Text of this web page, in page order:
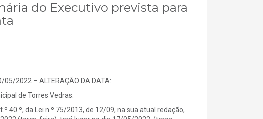
do Executivo prevista para
05/2022 – ALTERAÇÃO DA DATA:
de Torres Vedras:
40.º, da Lei n.º 75/2013, de 12/09, na sua atual redação,